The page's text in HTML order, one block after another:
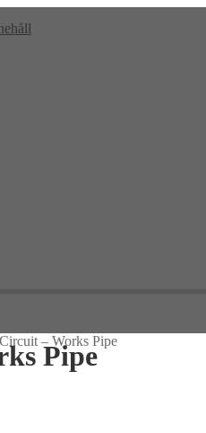
– Works Pipe
Pipe